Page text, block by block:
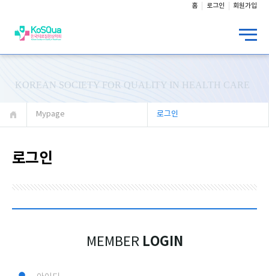
홈 로그인 회원가입
KOREAN SOCIETY FOR QUALITY IN HEALTH CARE
Mypage 로그인
로그인
MEMBER LOGIN